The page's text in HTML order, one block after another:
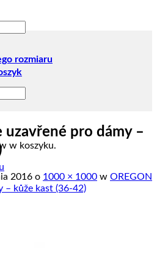
w koszyku.
rozmiaru
uzavřené pro dámy –
2016 o 1000 × 1000 w OREGON
– kůže kast (36-42)